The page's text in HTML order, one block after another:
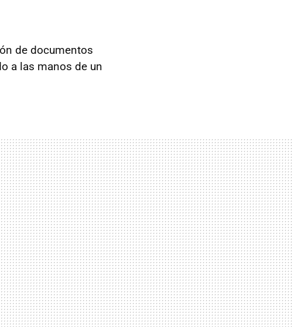
de documentos
a las manos de un